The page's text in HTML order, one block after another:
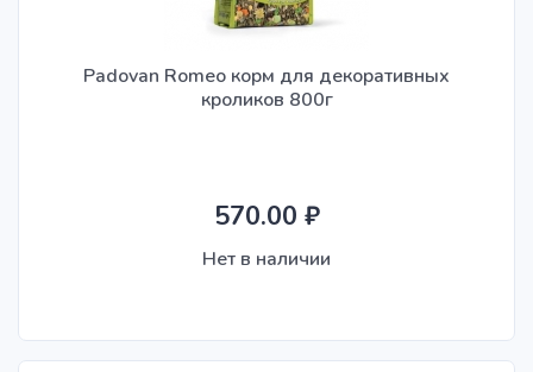
Padovan Romeo корм для декоративных
кроликов 800г
570.00 ₽
Нет в наличии